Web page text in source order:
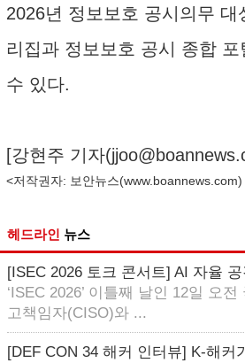
2026년 정보보호 공시의무 대
리집과 정보보호 공시 종합
수 있다.
[강현주 기자(
<저작권자: 보안뉴스(www.boannews.com)
헤드라인 뉴스
[ISEC 2026 토크 콘서트] AI 자율
‘ISEC 2026’ 이틀째 날인 12일 오
고책임자(CISO)와 ...
[DEF CON 34 해커 인터뷰] K-해커